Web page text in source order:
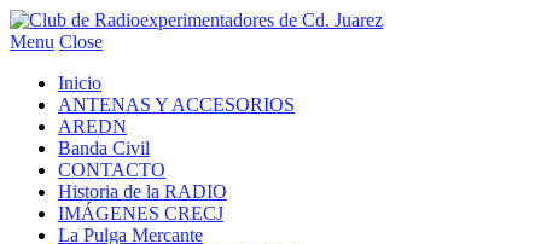
Menu Close
Inicio
ANTENAS Y ACCESORIOS
AREDN
Banda Civil
CONTACTO
Historia de la RADIO
IMÁGENES CRECJ
La Pulga Mercante